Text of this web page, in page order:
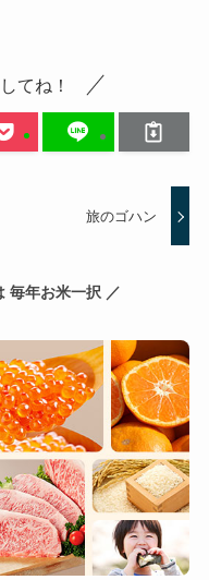
てね！
旅のゴハン
毎年お米一択 ／